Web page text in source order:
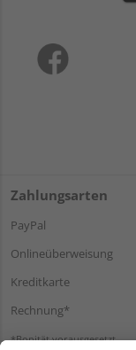
Zahlungsarten
PayPal
Onlineüberweisung
Kreditkarte
Rechnung*
*Bonität vorausgesetzt